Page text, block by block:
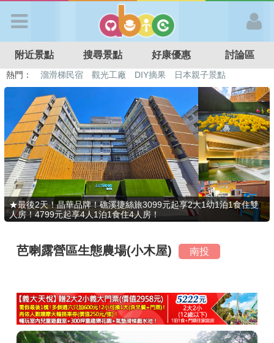
APP登入
首 頁
搜尋景點
好康優惠
最新消息
最新留言
商家合作
推薦景點
附近景點 搜尋景點 好康優惠 討論區
熱門： 溜滑梯民宿 觀光工廠 DIY摘果
日本親子景點
特色遊戲場
親子住房優惠 台北親子餐廳 溫泉泡湯SPA
★最後2天！晶華品牌！礁溪捷絲旅3099元起享2大1幼1泊1食住雙
人房！4799元起享4人1泊1食住4人房！
芭喇露營區生態農場(小木屋) 南投